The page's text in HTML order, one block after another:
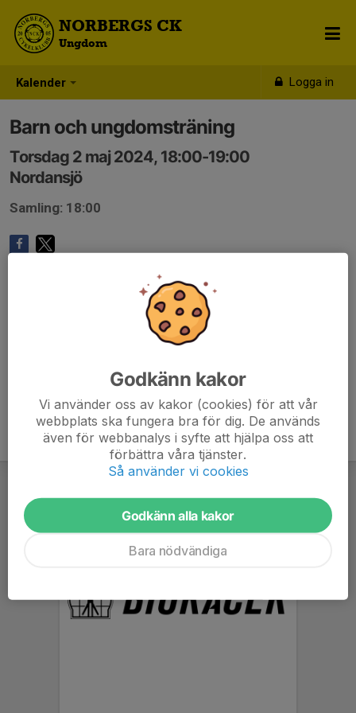
Kalender Logga in
NORBERGS CK
Ungdom
Barn och ungdomsträning
Torsdag 2 maj 2024, 18:00-19:00
Nordansjö
Samling: 18:00
Godkänn kakor
Vi använder oss av kakor (cookies) för att vår
webbplats ska fungera bra för dig. De används
även för webbanalys i syfte att hjälpa oss att
förbättra våra tjänster.
Så använder vi cookies
Godkänn alla kakor
Bara nödvändiga